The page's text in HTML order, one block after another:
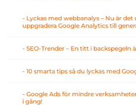
- Lyckas med webbanalys – Nu är det
uppgradera Google Analytics till
- SEO-Trender – En titt i backspegeln
- 10 smarta tips så du lyckas med
- Google Ads för mindre
i gång!